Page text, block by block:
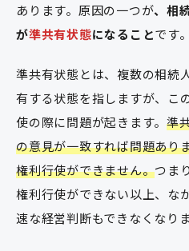
あります。原因の一つが、相
が準共有状態になることです。
準共有状態とは、複数の相続
有する状態を指しますが、こ
使の際に問題が起きます。 準
の意見が一致すれば問題あり
権利行使ができません。つま
権利行使ができない以上、な
速な経営判断もできなくなりま